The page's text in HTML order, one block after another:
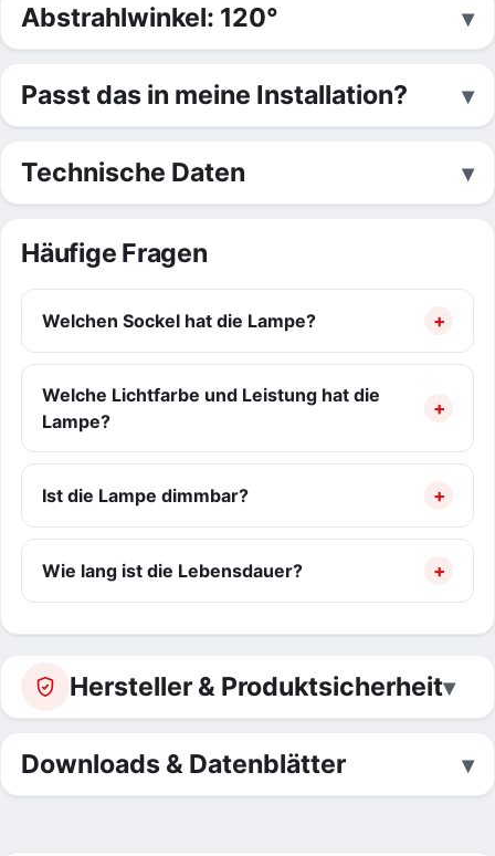
Abstrahlwinkel: 120°
Passt das in meine Installation?
Technische Daten
Häufige Fragen
Welchen Sockel hat die Lampe?
Welche Lichtfarbe und Leistung hat die
Lampe?
Ist die Lampe dimmbar?
Wie lang ist die Lebensdauer?
Hersteller & Produktsicherheit
Downloads & Datenblätter